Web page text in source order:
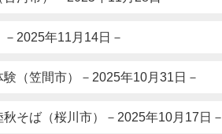
2025年11月14日－
（笠間市）－2025年10月31日－
そば（桜川市）－2025年10月17日－